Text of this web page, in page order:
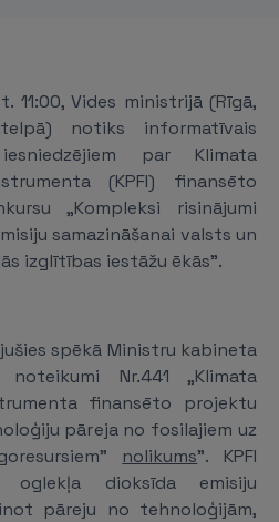
11:00, Vides ministrijā (Rīgā,
notiks informatīvais
par Klimata
(KPFI) finansēto
„Kompleksi risinājumi
samazināšanai valsts un
izglītības iestāžu ēkās".
spēkā Ministru kabineta
Nr.441 „Klimata
finansēto projektu
pāreja no fosilajiem uz
nolikums". KPFI
dioksīda emisiju
pāreju no tehnoloģijām,